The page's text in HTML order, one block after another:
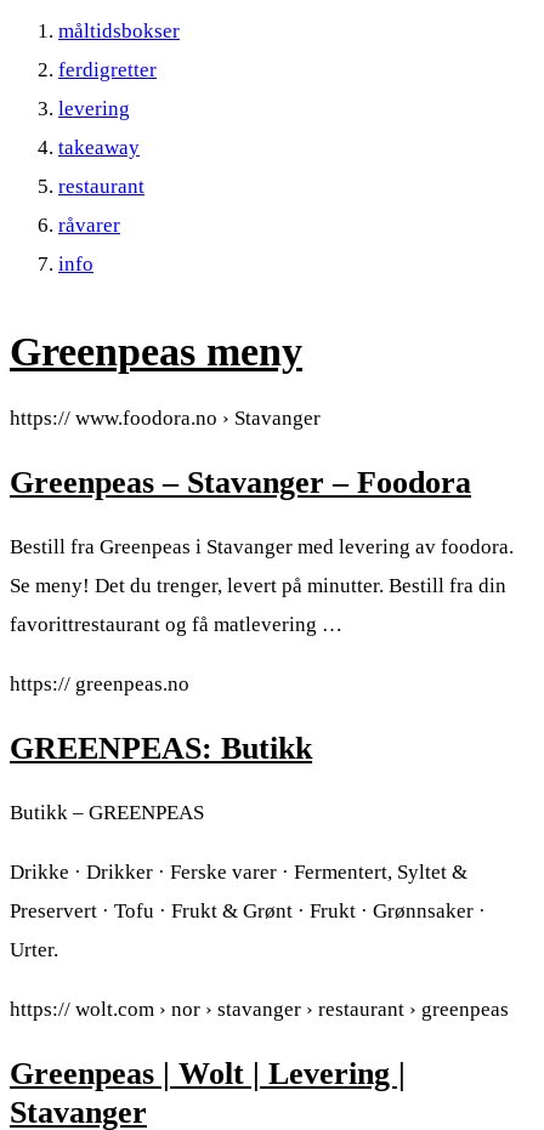
måltidsbokser
ferdigretter
levering
takeaway
restaurant
råvarer
info
Greenpeas meny
https:// www.foodora.no › Stavanger
Greenpeas – Stavanger – Foodora
Bestill fra Greenpeas i Stavanger med levering av foodora.
Se meny! Det du trenger, levert på minutter. Bestill fra din
favorittrestaurant og få matlevering …
https:// greenpeas.no
GREENPEAS: Butikk
Butikk – GREENPEAS
Drikke · Drikker · Ferske varer · Fermentert, Syltet &
Preservert · Tofu · Frukt & Grønt · Frukt · Grønnsaker ·
Urter.
https:// wolt.com › nor › stavanger › restaurant › greenpeas
Greenpeas | Wolt | Levering |
Stavanger